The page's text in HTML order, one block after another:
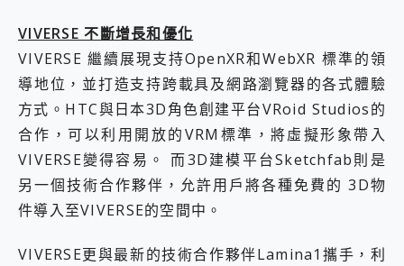
VIVERSE 不斷增長和優化
VIVERSE 繼續展現支持OpenXR和WebXR 標準的領
導地位，並打造支持跨載具及網路瀏覽器的各式體驗
方式。HTC與日本3D角色創建平台VRoid Studios的
合作，可以利用開放的VRM標準，將虛擬形象帶入
VIVERSE變得容易。 而3D建模平台Sketchfab則是
另一個技術合作夥伴，允許用戶將各種免費的 3D物
件導入至VIVERSE的空間中。
VIVERSE更與最新的技術合作夥伴Lamina1攜手，利